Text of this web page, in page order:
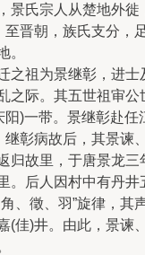
氏宗人从楚地外徙
至晋朝，族氏支分，
。
祖为景继彰，进士
之际。其五世祖审公
)一带。景继彰赴任
继彰病故后，其景谏
归故里，于唐景龙三
。后人因村中有丹井
、徵、羽”旋律，其
(佳)井。由此，景谏